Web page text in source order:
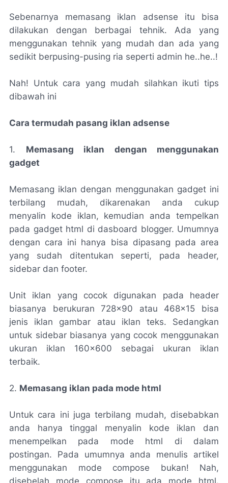
Sebenarnya memasang iklan adsense itu bisa
dilakukan dengan berbagai tehnik. Ada yang
menggunakan tehnik yang mudah dan ada yang
sedikit berpusing-pusing ria seperti admin he..he..!
Nah! Untuk cara yang mudah silahkan ikuti tips
dibawah ini
Cara termudah pasang iklan adsense
1. Memasang iklan dengan menggunakan
gadget
Memasang iklan dengan menggunakan gadget ini
terbilang mudah, dikarenakan anda cukup
menyalin kode iklan, kemudian anda tempelkan
pada gadget html di dasboard blogger. Umumnya
dengan cara ini hanya bisa dipasang pada area
yang sudah ditentukan seperti, pada header,
sidebar dan footer.
Unit iklan yang cocok digunakan pada header
biasanya berukuran 728x90 atau 468x15 bisa
jenis iklan gambar atau iklan teks. Sedangkan
untuk sidebar biasanya yang cocok menggunakan
ukuran iklan 160x600 sebagai ukuran iklan
terbaik.
2. Memasang iklan pada mode html
Untuk cara ini juga terbilang mudah, disebabkan
anda hanya tinggal menyalin kode iklan dan
menempelkan pada mode html di dalam
postingan. Pada umumnya anda menulis artikel
menggunakan mode compose bukan! Nah,
disebelah mode compose itu ada mode html.